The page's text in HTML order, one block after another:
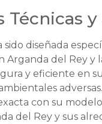
Técnicas
sido diseñada
Arganda del Rey y
y eficiente en
con su
del Rey y sus